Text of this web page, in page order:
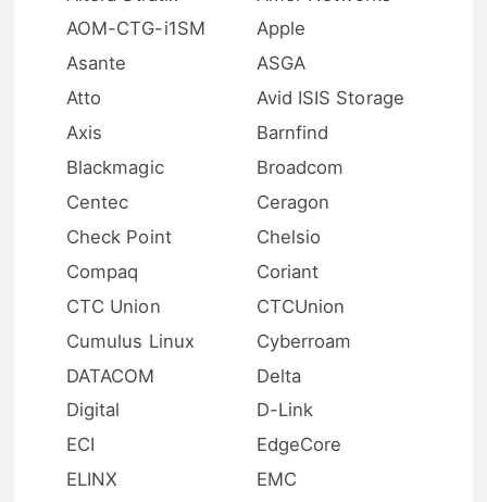
AOM-CTG-i1SM
Apple
Asante
ASGA
Atto
Avid ISIS Storage
Axis
Barnfind
Blackmagic
Broadcom
Centec
Ceragon
Check Point
Chelsio
Compaq
Coriant
CTC Union
CTCUnion
Cumulus Linux
Cyberroam
DATACOM
Delta
Digital
D-Link
ECI
EdgeCore
ELINX
EMC